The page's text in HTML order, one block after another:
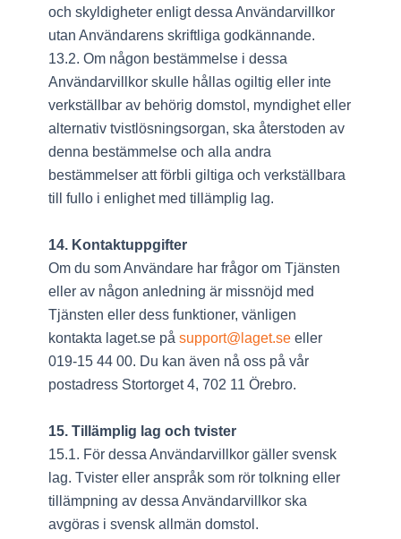
och skyldigheter enligt dessa Användarvillkor
utan Användarens skriftliga godkännande.
13.2. Om någon bestämmelse i dessa
Användarvillkor skulle hållas ogiltig eller inte
verkställbar av behörig domstol, myndighet eller
alternativ tvistlösningsorgan, ska återstoden av
denna bestämmelse och alla andra
bestämmelser att förbli giltiga och verkställbara
till fullo i enlighet med tillämplig lag.
14. Kontaktuppgifter
Om du som Användare har frågor om Tjänsten
eller av någon anledning är missnöjd med
Tjänsten eller dess funktioner, vänligen
kontakta laget.se på support@laget.se eller
019-15 44 00. Du kan även nå oss på vår
postadress Stortorget 4, 702 11 Örebro.
15. Tillämplig lag och tvister
15.1. För dessa Användarvillkor gäller svensk
lag. Tvister eller anspråk som rör tolkning eller
tillämpning av dessa Användarvillkor ska
avgöras i svensk allmän domstol.